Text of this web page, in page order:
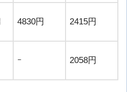
4830円 2415円
ｰ 2058円